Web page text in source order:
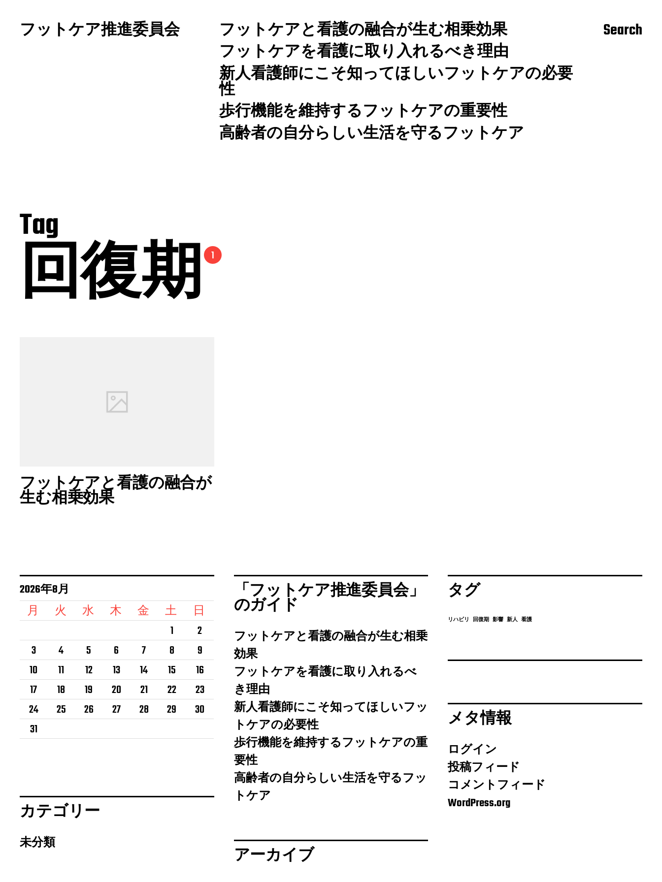
フットケア推進委員会
フットケアと看護の融合が生む相乗効果
フットケアを看護に取り入れるべき理由
新人看護師にこそ知ってほしいフットケアの必要
性
歩行機能を維持するフットケアの重要性
高齢者の自分らしい生活を守るフットケア
Search
Tag
回復期1
フットケアと看護の融合が
生む相乗効果
2026年8月
月
火 水 木 金 土
日
1
2
3
4 5 6 7 8
9
10
11 12 13 14 15
16
17
18 19 20 21 22
23
24
25 26 27 28 29
30
31
カテゴリー
未分類
「フットケア推進委員会」
のガイド
フットケアと看護の融合が生む相乗
効果
フットケアを看護に取り入れるべ
き理由
新人看護師にこそ知ってほしいフッ
トケアの必要性
歩行機能を維持するフットケアの重
要性
高齢者の自分らしい生活を守るフッ
トケア
アーカイブ
タグ
リハビリ 回復期 影響 新人 看護
メタ情報
ログイン
投稿フィード
コメントフィード
WordPress.org